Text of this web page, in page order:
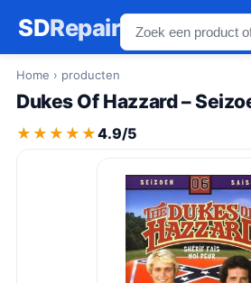
SDRepair
Home › producten
Dukes Of Hazzard –
★★★★★
★★★★★4.9/5